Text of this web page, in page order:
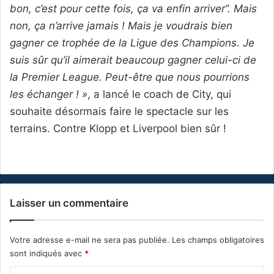
bon, c’est pour cette fois, ça va enfin arriver”. Mais
non, ça n’arrive jamais ! Mais je voudrais bien
gagner ce trophée de la Ligue des Champions. Je
suis sûr qu’il aimerait beaucoup gagner celui-ci de
la Premier League. Peut-être que nous pourrions
les échanger ! », a lancé le coach de City, qui
souhaite désormais faire le spectacle sur les
terrains. Contre Klopp et Liverpool bien sûr !
Laisser un commentaire
Votre adresse e-mail ne sera pas publiée. Les champs obligatoires
sont indiqués avec *